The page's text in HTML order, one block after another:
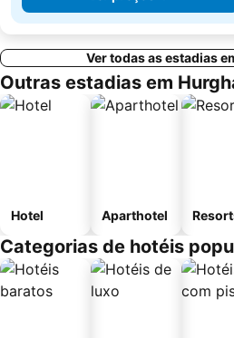
Ver todas as estadias
Outras estadias em
Hotel Aparthotel
Categorias de hotéis